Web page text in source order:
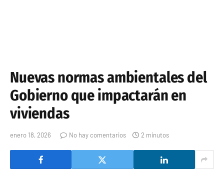
Nuevas normas ambientales del
Gobierno que impactarán en
viviendas
enero 18, 2026 No hay comentarios 2 minutos